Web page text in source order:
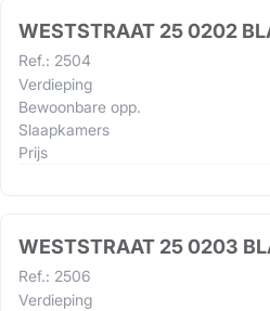
WESTSTRAAT 25 0202
Ref.: 2504
Verdieping
Bewoonbare opp.
Slaapkamers
Prijs
WESTSTRAAT 25 0203
Ref.: 2506
Verdieping